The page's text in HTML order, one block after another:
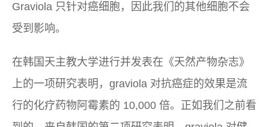
Graviola 只针对癌细胞，因此我们的其他细胞不会
受到影响。
在韩国天主教大学进行并发表在《天然产物杂志》
上的一项研究表明，graviola 对抗癌症的效果是流
行的化疗药物阿霉素的 10,000 倍。正如我们之前看